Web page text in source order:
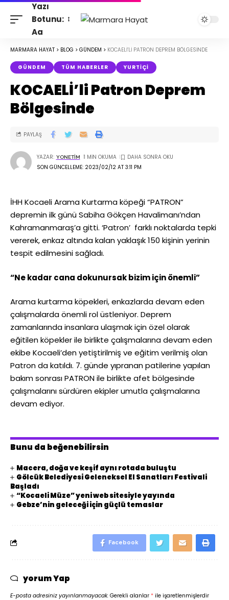
Yazı
Botunu:
Aa
MARMARA HAYAT > BLOG > GÜNDEM > KOCAELİ’LI PATRON DEPREM BÖLGESINDE
GÜNDEM TÜM HABERLER YURTIÇI
KOCAELİ’li Patron Deprem
Bölgesinde
SON GÜNCELLEME: 2023/02/12 AT 3:11 PM
YAZAR: YONETIM 1 MIN OKUMA
PAYLAŞ
İHH Kocaeli Arama Kurtarma köpeği “PATRON”
depremin ilk günü Sabiha Gökçen Havalimanı’ndan
Kahramanmaraş’a gitti. ‘Patron’ farklı noktalarda tepki
vererek, enkaz altında kalan yaklaşık 150 kişinin yerinin
tespit edilmesini sağladı.
“Ne kadar cana dokunursak bizim için önemli”
Arama kurtarma köpekleri, enkazlarda devam eden
çalışmalarda önemli rol üstleniyor. Deprem
zamanlarında insanlara ulaşmak için özel olarak
eğitilen köpekler ile birlikte çalışmalarına devam eden
ekibe Kocaeli’den yetiştirilmiş ve eğitim verilmiş olan
Patron da katıldı. 7. günde yıpranan patilerine yapılan
bakım sonrası PATRON ile birlikte afet bölgesinde
çalışmalarını sürdüren ekipler umutla çalışmalarına
devam ediyor.
Bunu da beğenebilirsin
Macera, doğa ve keşif aynı rotada buluştu
Gölcük Belediyesi Geleneksel El Sanatları Festivali
Başladı
“Kocaeli Müze” yeni web sitesiyle yayında
Gebze’nin geleceği için güçlü temaslar
Facebook
yorum Yap
E-posta adresiniz yayınlanmayacak. Gerekli alanlar * ile işaretlenmişlerdir